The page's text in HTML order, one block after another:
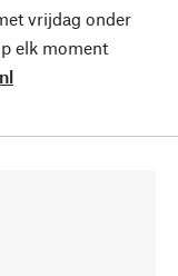
vrijdag onder
elk moment